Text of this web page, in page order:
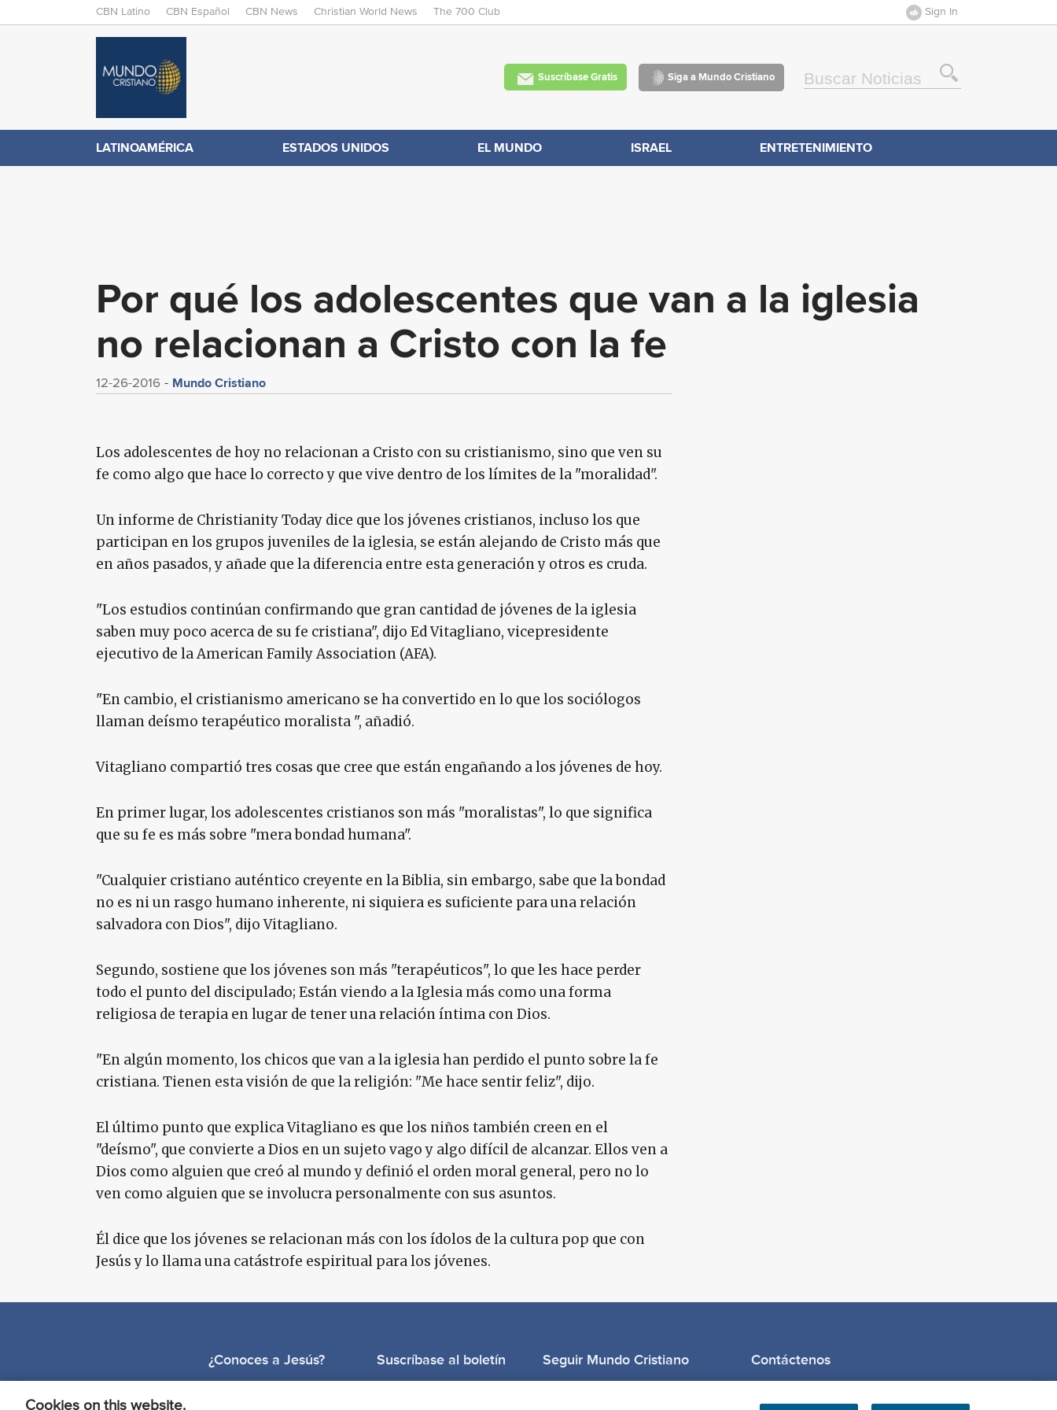
Skip
M
N
E
CBN Latino CBN Español CBN News Christian World News The 700 Club
C
B
N
.
m
Sign In
Suscríbase Gratis Siga a Mundo Cristiano
LATINOAMÉRICA ESTADOS UNIDOS EL MUNDO ISRAEL ENTRETENIMIENTO
Por qué los adolescentes que van a la iglesia
no relacionan a Cristo con la fe
12-26-2016 Mundo Cristiano
Los adolescentes de hoy no relacionan a Cristo con su cristianismo, sino que ven su
fe como algo que hace lo correcto y que vive dentro de los límites de la "moralidad".
Un informe de Christianity Today dice que los jóvenes cristianos, incluso los que
participan en los grupos juveniles de la iglesia, se están alejando de Cristo más que
en años pasados, y añade que la diferencia entre esta generación y otros es cruda.
"Los estudios continúan confirmando que gran cantidad de jóvenes de la iglesia
saben muy poco acerca de su fe cristiana", dijo Ed Vitagliano, vicepresidente
ejecutivo de la American Family Association (AFA).
"En cambio, el cristianismo americano se ha convertido en lo que los sociólogos
llaman deísmo terapéutico moralista ", añadió.
Vitagliano compartió tres cosas que cree que están engañando a los jóvenes de hoy.
En primer lugar, los adolescentes cristianos son más "moralistas", lo que significa
que su fe es más sobre "mera bondad humana".
"Cualquier cristiano auténtico creyente en la Biblia, sin embargo, sabe que la bondad
no es ni un rasgo humano inherente, ni siquiera es suficiente para una relación
salvadora con Dios", dijo Vitagliano.
Segundo, sostiene que los jóvenes son más "terapéuticos", lo que les hace perder
todo el punto del discipulado; Están viendo a la Iglesia más como una forma
religiosa de terapia en lugar de tener una relación íntima con Dios.
"En algún momento, los chicos que van a la iglesia han perdido el punto sobre la fe
cristiana. Tienen esta visión de que la religión: "Me hace sentir feliz", dijo.
El último punto que explica Vitagliano es que los niños también creen en el
"deísmo", que convierte a Dios en un sujeto vago y algo difícil de alcanzar. Ellos ven a
Dios como alguien que creó al mundo y definió el orden moral general, pero no lo
ven como alguien que se involucra personalmente con sus asuntos.
Él dice que los jóvenes se relacionan más con los ídolos de la cultura pop que con
Jesús y lo llama una catástrofe espiritual para los jóvenes.
¿Conoces a Jesús? Suscríbase al boletín Seguir Mundo Cristiano Contáctenos
Cookies on this website.